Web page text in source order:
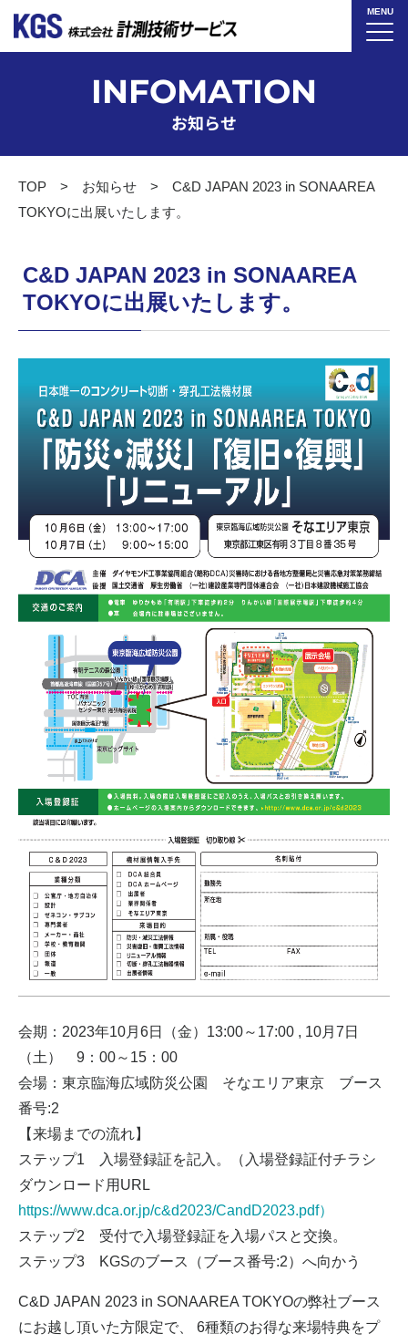
MENU
INFOMATION
お知らせ
TOP お知らせ
C&D JAPAN 2023 in SONAAREA
TOKYOに出展いたします。
C&D JAPAN 2023 in SONAAREA
TOKYOに出展いたします。
会期：2023年10月6日（金）13:00～17:00 , 10月7日
（土） 9：00～15：00
会場：東京臨海広域防災公園 そなエリア東京 ブース
番号:2
【来場までの流れ】
ステップ1 入場登録証を記入。（入場登録証付チラシ
ダウンロード用URL
https://www.dca.or.jp/c&d2023/CandD2023.pdf）
ステップ2 受付で入場登録証を入場パスと交換。
ステップ3 KGSのブース（ブース番号:2）へ向かう
C&D JAPAN 2023 in SONAAREA TOKYOの弊社ブース
にお越し頂いた方限定で、 6種類のお得な来場特典をプ